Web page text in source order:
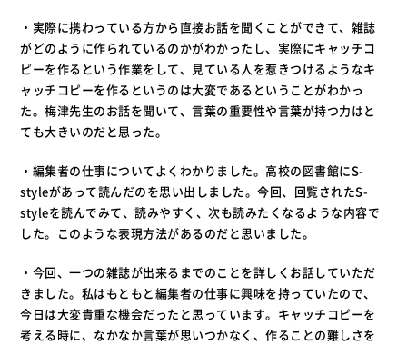
・実際に携わっている方から直接お話を聞くことができて、雑誌
がどのように作られているのかがわかったし、実際にキャッチコ
ピーを作るという作業をして、見ている人を惹きつけるようなキ
ャッチコピーを作るというのは大変であるということがわかっ
た。梅津先生のお話を聞いて、言葉の重要性や言葉が持つ力はと
ても大きいのだと思った。
・編集者の仕事についてよくわかりました。高校の図書館にS-
styleがあって読んだのを思い出しました。今回、回覧されたS-
styleを読んでみて、読みやすく、次も読みたくなるような内容で
した。このような表現方法があるのだと思いました。
・今回、一つの雑誌が出来るまでのことを詳しくお話していただ
きました。私はもともと編集者の仕事に興味を持っていたので、
今日は大変貴重な機会だったと思っています。キャッチコピーを
考える時に、なかなか言葉が思いつかなく、作ることの難しさを